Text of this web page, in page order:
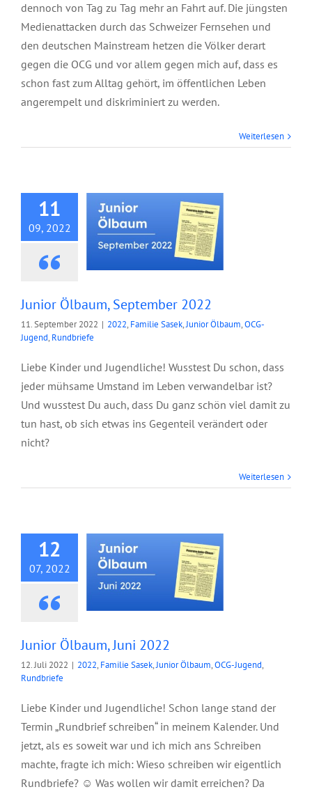
dennoch von Tag zu Tag mehr an Fahrt auf. Die jüngsten
Medienattacken durch das Schweizer Fernsehen und
den deutschen Mainstream hetzen die Völker derart
gegen die OCG und vor allem gegen mich auf, dass es
schon fast zum Alltag gehört, im öffentlichen Leben
angerempelt und diskriminiert zu werden.
Weiterlesen
11
09, 2022
Junior Ölbaum,
Junior Ölbaum, September 2022
11. September 2022 | 2022, Familie Sasek,Junior Ölbaum,OCG-
Jugend, Rundbriefe
Liebe Kinder und Jugendliche! Wusstest Du schon, dass
jeder mühsame Umstand im Leben verwandelbar ist?
Und wusstest Du auch, dass Du ganz schön viel damit zu
tun hast, ob sich etwas ins Gegenteil verändert oder
nicht?
Weiterlesen
12
07, 2022
Junior Ölbaum, Juni
Junior Ölbaum, Juni 2022
12. Juli 2022 | 2022, Familie Sasek,Junior Ölbaum,OCG-Jugend,
Rundbriefe
Liebe Kinder und Jugendliche! Schon lange stand der
Termin „Rundbrief schreiben“ in meinem Kalender. Und
jetzt, als es soweit war und ich mich ans Schreiben
machte, fragte ich mich: Wieso schreiben wir eigentlich
Rundbriefe? ☺ Was wollen wir damit erreichen? Da